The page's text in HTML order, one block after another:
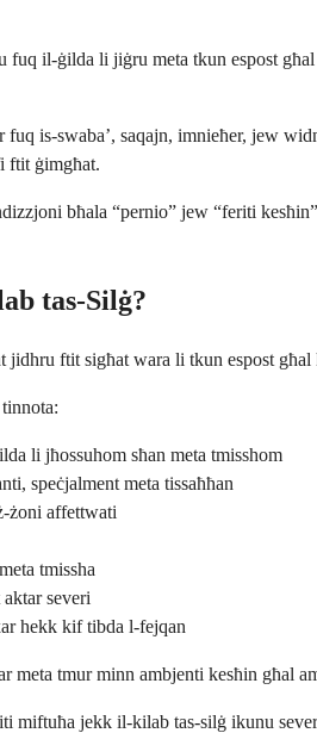
fuq il-ġilda li jiġru meta tkun espost
is-swaba’, saqajn, imnieħer, jew
ftit ġimgħat.
bħala “pernio” jew “feriti
tas-Silġ?
ftit sigħat wara li tkun espost
li jħossuhom sħan meta tmisshom
speċjalment meta tissaħħan
żoni affettwati
tmissha
severi
hekk kif tibda l-fejqan
meta tmur minn ambjenti kesħin
miftuħa jekk il-kilab tas-silġ ikunu